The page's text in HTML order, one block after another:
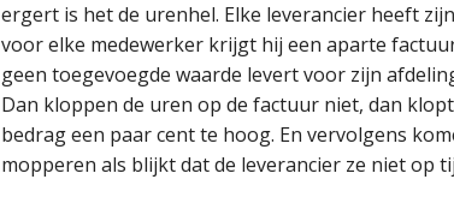
ergert is het de urenhel. Elke leverancier heeft
voor elke medewerker krijgt hij een aparte
geen toegevoegde waarde levert voor zijn
Dan kloppen de uren op de factuur niet, dan
bedrag een paar cent te hoog. En vervolgens
mopperen als blijkt dat de leverancier ze niet op